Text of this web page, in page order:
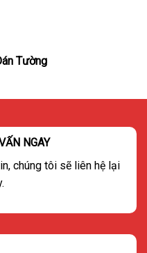
Tường
NGAY
chúng tôi sẽ liên hệ lại